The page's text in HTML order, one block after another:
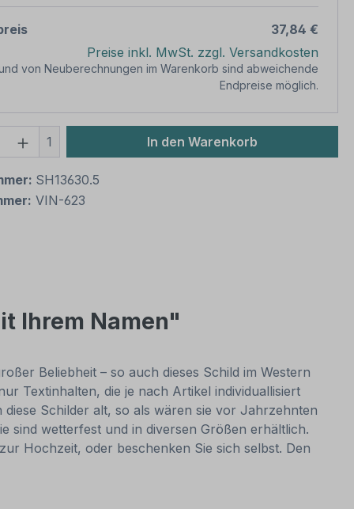
37,84 €
Preise inkl. MwSt. zzgl. Versandkosten
von Neuberechnungen im Warenkorb sind abweichende
Endpreise möglich.
Anzahl: Gib den gewünschten Wert
1 In den Warenkorb
SH13630.5
VIN-623
Ihrem Namen"
Beliebheit – so auch dieses Schild im Western
Textinhalten, die je nach Artikel individuallisiert
Schilder alt, so als wären sie vor Jahrzehnten
sind wetterfest und in diversen Größen erhältlich.
Hochzeit, oder beschenken Sie sich selbst. Den